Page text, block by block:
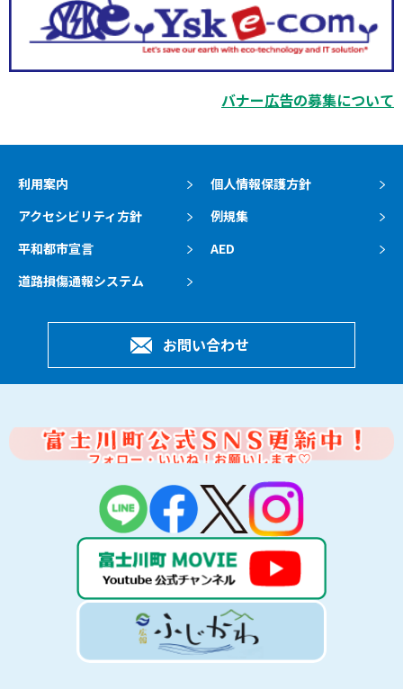
バナー広告の募集について
利用案内
個人情報保護方針
アクセシビリティ方針
例規集
平和都市宣言
AED
道路損傷通報システム
お問い合わせ